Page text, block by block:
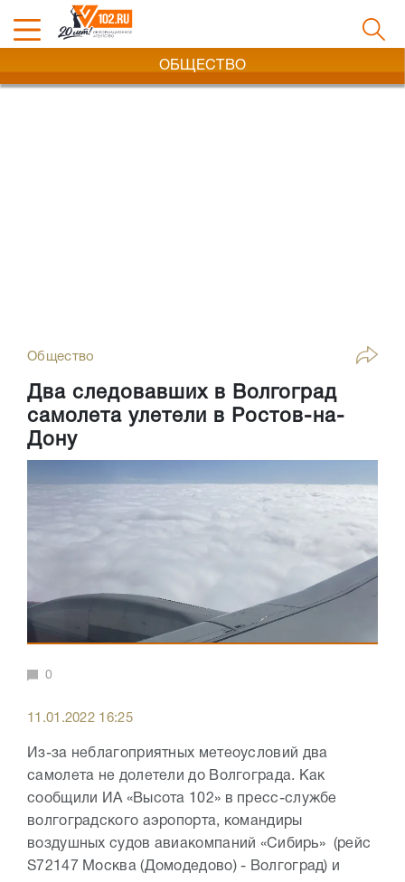
ОБЩЕСТВО
Общество
Два следовавших в Волгоград
самолета улетели в Ростов-на-
Дону
0
11.01.2022 16:25
Из-за неблагоприятных метеоусловий два
самолета не долетели до Волгограда. Как
сообщили ИА «Высота 102» в пресс-службе
волгоградского аэропорта, командиры
воздушных судов авиакомпаний «Сибирь» (рейс
S72147 Москва (Домодедово) - Волгоград) и